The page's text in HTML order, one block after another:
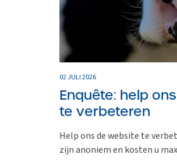
02 JULI 2026
Enquête: help
te verbeteren
Help ons de website te
zijn anoniem en kosten u